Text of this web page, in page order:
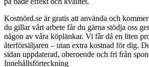
Kostnörd.se är gratis att använda och
du gillar vårt arbete får du gärna stödja oss
någon av våra köplänkar. Vi får då en liten
återförsäljaren – utan extra kostnad för dig.
sidan uppdaterad, oberoende och fri från
Innehållsförteckning